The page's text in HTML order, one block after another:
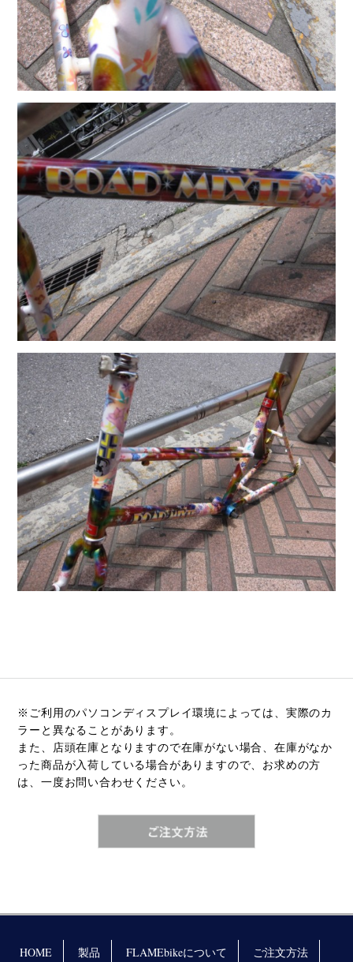
※ご利用のパソコンディスプレイ環境によっては、実際のカ
ラーと異なることがあります。
また、店頭在庫となりますので在庫がない場合、在庫がなか
った商品が入荷している場合がありますので、お求めの方
は、一度お問い合わせください。
HOME 製品 FLAMEbikeについて ご注文方法